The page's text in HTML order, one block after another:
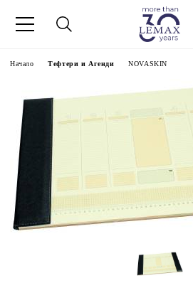
Начало Тефтери и Агенди NOVASKIN